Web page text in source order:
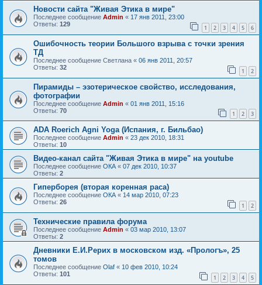
Новости сайта "Живая Этика в мире"
Последнее сообщение Admin « 17 янв 2011, 23:00
Ответы: 129 1 2 3 4 5 6
Ошибочность теории Большого взрыва с точки зрения
ТД
Последнее сообщение Светлана « 06 янв 2011, 20:57
Ответы: 32 1 2
Пирамиды – эзотерическое свойство, исследования,
фотографии
Последнее сообщение Admin « 01 янв 2011, 15:16
Ответы: 70 1 2 3
ADA Roerich Agni Yoga (Испания, г. Бильбао)
Последнее сообщение Admin « 23 дек 2010, 18:31
Ответы: 10
Видео-канал сайта "Живая Этика в мире" на youtube
Последнее сообщение ОКА « 07 дек 2010, 10:37
Ответы: 2
Гиперборея (вторая коренная раса)
Последнее сообщение ОКА « 14 мар 2010, 07:23
Ответы: 26 1 2
Технические правила форума
Последнее сообщение Admin « 03 мар 2010, 13:07
Ответы: 2
Дневники Е.И.Рерих в московском изд. «Прологъ», 25
томов
Последнее сообщение Olaf « 10 фев 2010, 10:24
Ответы: 101 1 2 3 4 5